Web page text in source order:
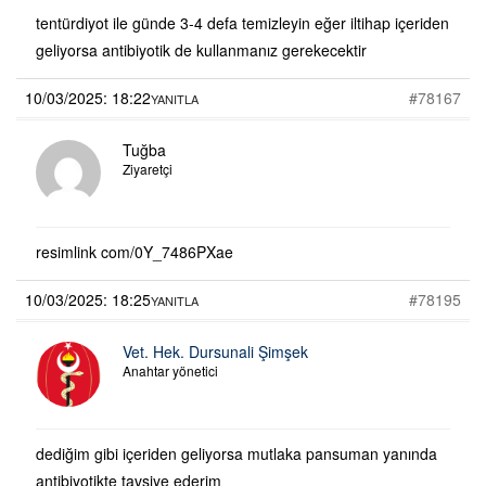
tentürdiyot ile günde 3-4 defa temizleyin eğer iltihap içeriden
geliyorsa antibiyotik de kullanmanız gerekecektir
10/03/2025: 18:22 #78167
YANITLA
Tuğba
Ziyaretçi
resimlink com/0Y_7486PXae
10/03/2025: 18:25 #78195
YANITLA
Vet. Hek. Dursunali Şimşek
Anahtar yönetici
dediğim gibi içeriden geliyorsa mutlaka pansuman yanında
antibiyotikte tavsiye ederim